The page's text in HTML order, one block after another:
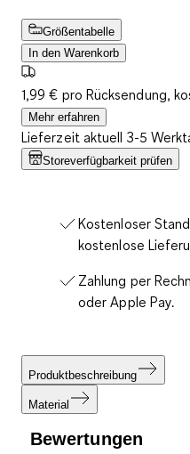
Größentabelle
In den Warenkorb
1,99 € pro Rücksendung,
Mehr erfahren
Lieferzeit aktuell 3-5
Storeverfügbarkeit prüfen
Kostenloser
kostenlose
Zahlung per
oder Apple Pay.
Produktbeschreibung
Material
Bewertungen